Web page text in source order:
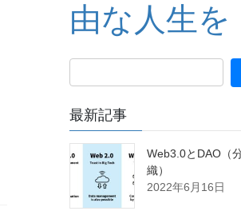
由な人生を
最新記事
Web3.0とDAO（
織）
2022年6月16日